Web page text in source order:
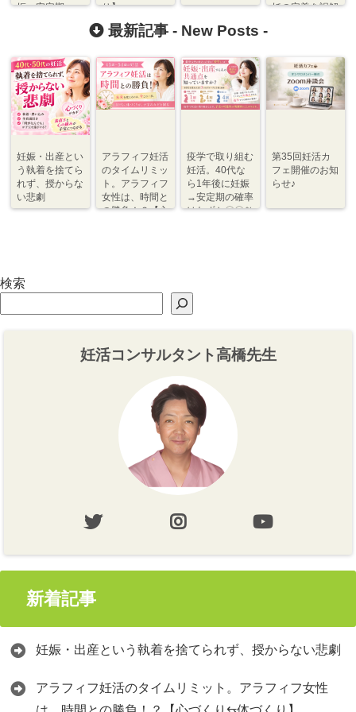
娠→安定期 り】
妊の定義を誤解
最新記事 - New Posts -
妊娠・出産とい
う執着を捨てら
れず、授からな
い悲劇
アラフィフ妊活
のタイムリミッ
ト。アラフィフ
女性は、時間と
の勝負！？【心
疫学で取り組む
妊活。40代な
ら1年後に妊娠
→安定期の確率
はわずか〇〇％
第35回妊活カ
フェ開催のお知
らせ♪
検索
妊活コンサルタント高橋先生
新着記事
妊娠・出産という執着を捨てられず、授からない悲劇
アラフィフ妊活のタイムリミット。アラフィフ女性